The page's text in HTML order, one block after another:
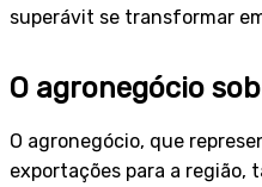
superávit se transformar
O agronegócio
O agronegócio, que
exportações para a região,